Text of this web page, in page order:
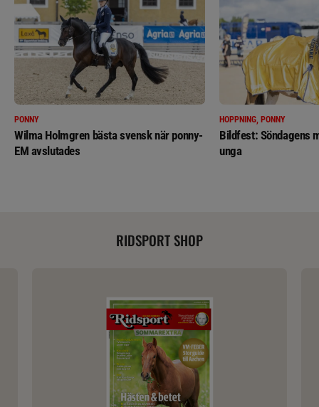
PONNY
Wilma Holmgren bästa svensk när ponny-
EM avslutades
HOPPNING, PONNY
Bildfest: Söndagens
unga
RIDSPORT SHOP